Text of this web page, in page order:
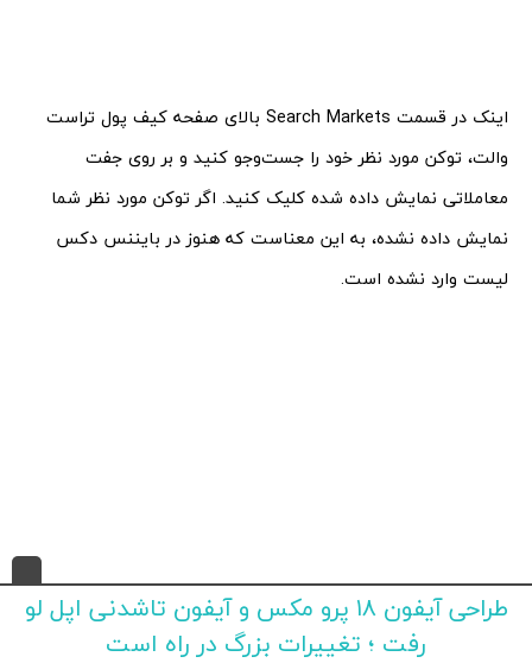
اینک در قسمت Search Markets بالای صفحه کیف پول تراست
والت، توکن مورد نظر خود را جست‌و‌جو کنید و بر روی جفت
معاملاتی نمایش داده شده کلیک کنید. اگر توکن مورد نظر شما
نمایش داده نشده، به این معناست که هنوز در بایننس دکس
لیست وارد نشده است.
طراحی آیفون ۱۸ پرو مکس و آیفون تاشدنی اپل لو
رفت ؛ تغییرات بزرگ در راه است